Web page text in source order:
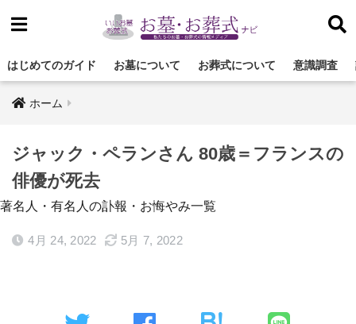
はじめてのガイド お墓について お葬式について 意識調査
ホーム
ジャック・ペランさん 80歳＝フランスの
俳優が死去
著名人・有名人の訃報・お悔やみ一覧
4月 24, 2022 5月 7, 2022